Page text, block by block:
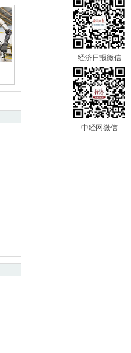
经济日报微信
中经网微信